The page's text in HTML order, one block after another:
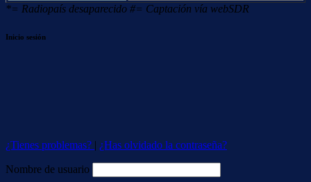
*= Radiopaís desaparecido #= Captación vía webSDR
Inicio sesión
¿Tienes problemas? | ¿Has olvidado la contraseña?
Nombre de usuario